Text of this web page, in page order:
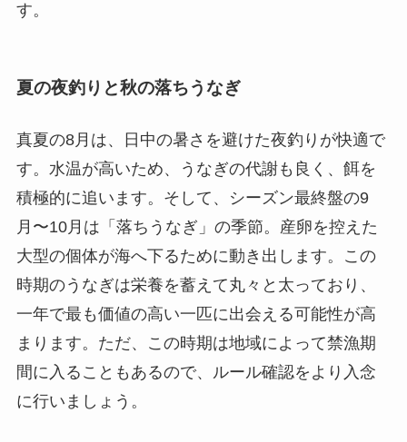
す。
夏の夜釣りと秋の落ちうなぎ
真夏の8月は、日中の暑さを避けた夜釣りが快適で
す。水温が高いため、うなぎの代謝も良く、餌を
積極的に追います。そして、シーズン最終盤の9
月〜10月は「落ちうなぎ」の季節。産卵を控えた
大型の個体が海へ下るために動き出します。この
時期のうなぎは栄養を蓄えて丸々と太っており、
一年で最も価値の高い一匹に出会える可能性が高
まります。ただ、この時期は地域によって禁漁期
間に入ることもあるので、ルール確認をより入念
に行いましょう。